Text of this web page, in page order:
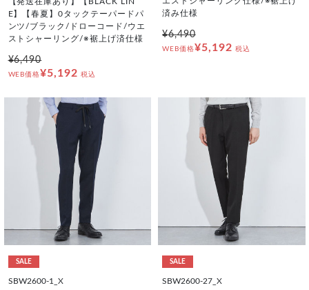
E】【春夏】0タックテーパードパ
ンツ/ブラック/ドローコード/ウエ
ストシャーリング/※裾上げ済仕様
¥6,490
WEB価格¥5,192 税込
済み仕様
¥6,490
WEB価格¥5,192 税込
SALE
SBW2600-1_X
SALE
SBW2600-27_X